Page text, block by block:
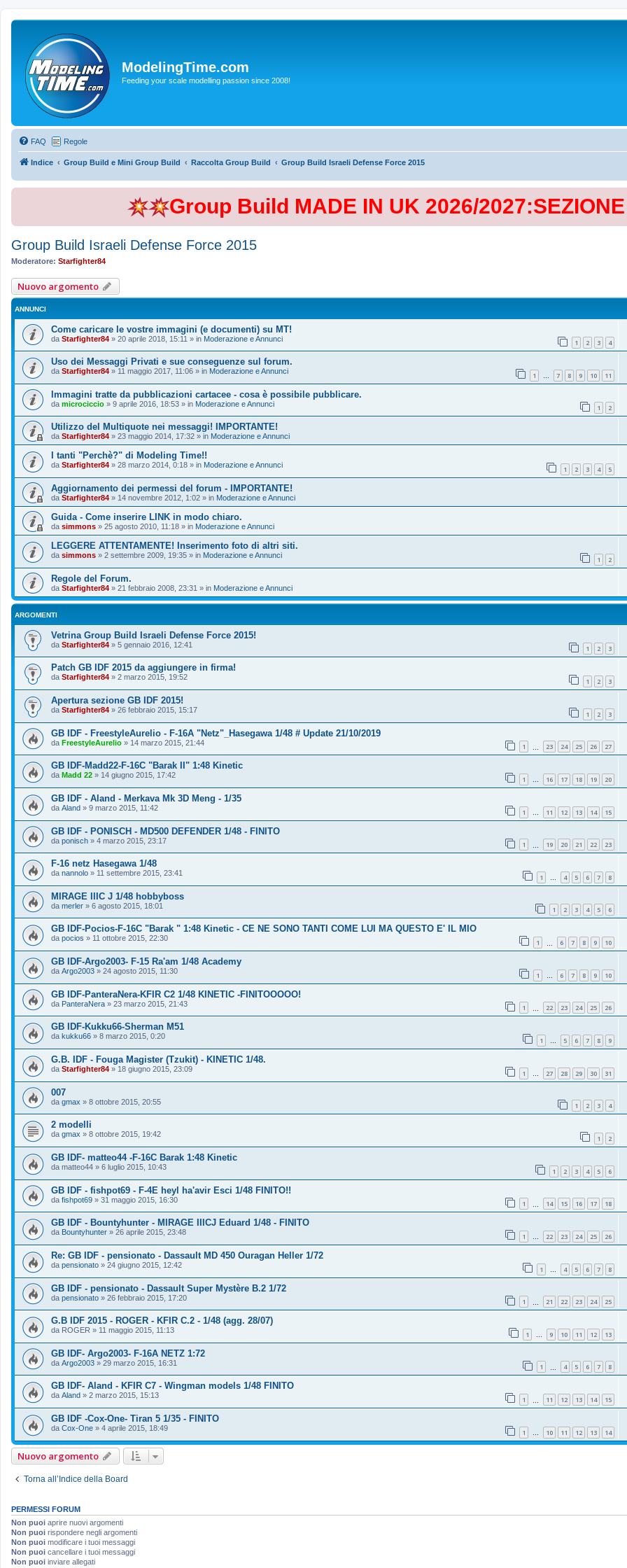
ModelingTime.com
Feeding your scale modelling passion since 2008!
FAQ Regole
Indice Group Build e Mini Group Build Raccolta Group Build Group Build Israeli Defense Force 2015
Group Build MADE IN UK 2026/
Group Build Israeli Defense Force 2015
Moderatore: Starfighter84
Nuovo argomento
ANNUNCI
Come caricare le vostre immagini (e documenti) su MT!
da Starfighter84 » 20 aprile 2018, 15:11 » in Moderazione e Annunci 1 2 3 4
Uso dei Messaggi Privati e sue conseguenze sul forum.
da Starfighter84 » 11 maggio 2017, 11:06 » in Moderazione e Annunci 1 … 7 8 9 10 11
Immagini tratte da pubblicazioni cartacee - cosa è possibile pubblicare.
da microciccio » 9 aprile 2016, 18:53 » in Moderazione e Annunci 1 2
Utilizzo del Multiquote nei messaggi! IMPORTANTE!
da Starfighter84 » 23 maggio 2014, 17:32 » in Moderazione e Annunci
I tanti "Perchè?" di Modeling Time!!
da Starfighter84 » 28 marzo 2014, 0:18 » in Moderazione e Annunci 1 2 3 4 5
Aggiornamento dei permessi del forum - IMPORTANTE!
da Starfighter84 » 14 novembre 2012, 1:02 » in Moderazione e Annunci
Guida - Come inserire LINK in modo chiaro.
da simmons » 25 agosto 2010, 11:18 » in Moderazione e Annunci
LEGGERE ATTENTAMENTE! Inserimento foto di altri siti.
da simmons » 2 settembre 2009, 19:35 » in Moderazione e Annunci 1 2
Regole del Forum.
da Starfighter84 » 21 febbraio 2008, 23:31 » in Moderazione e Annunci
ARGOMENTI
Vetrina Group Build Israeli Defense Force 2015!
da Starfighter84 » 5 gennaio 2016, 12:41 1 2 3
Patch GB IDF 2015 da aggiungere in firma!
da Starfighter84 » 2 marzo 2015, 19:52 1 2 3
Apertura sezione GB IDF 2015!
da Starfighter84 » 26 febbraio 2015, 15:17 1 2 3
GB IDF - FreestyleAurelio - F-16A "Netz"_Hasegawa 1/48 # Update 21/10/2019
da FreestyleAurelio » 14 marzo 2015, 21:44 1 23 24 25 26 27
GB IDF-Madd22-F-16C "Barak II" 1:48 Kinetic
da Madd 22 » 14 giugno 2015, 17:42 1 … 16 17 18 19 20
GB IDF - Aland - Merkava Mk 3D Meng - 1/35
da Aland » 9 marzo 2015, 11:42 1 … 11 12 13 14 15
GB IDF - PONISCH - MD500 DEFENDER 1/48 - FINITO
da ponisch » 4 marzo 2015, 23:17 1 19 20 21 22 23
F-16 netz Hasegawa 1/48
da nannolo » 11 settembre 2015, 23:41 1 … 4 5 6 7 8
MIRAGE IIIC J 1/48 hobbyboss
da merler » 6 agosto 2015, 18:01 1 2 3 4 5 6
GB IDF-Pocios-F-16C "Barak " 1:48 Kinetic - CE NE SONO TANTI COME LUI MA QUESTO E' IL MIO
da pocios » 11 ottobre 2015, 22:30 1 6 7 8 9 10
GB IDF-Argo2003- F-15 Ra'am 1/48 Academy
da Argo2003 » 24 agosto 2015, 11:30 1 … 6 7 8 9 10
GB IDF-PanteraNera-KFIR C2 1/48 KINETIC -FINITOOOOO!
da PanteraNera » 23 marzo 2015, 21:43 1 22 23 24 25 26
GB IDF-Kukku66-Sherman M51
da kukku66 » 8 marzo 2015, 0:20 1 … 5 6 7 8 9
G.B. IDF - Fouga Magister (Tzukit) - KINETIC 1/48.
da Starfighter84 » 18 giugno 2015, 23:09 1 … 27 28 29 30 31
007
da gmax » 8 ottobre 2015, 20:55 1 2 3 4
2 modelli
da gmax » 8 ottobre 2015, 19:42 1 2
GB IDF- matteo44 -F-16C Barak 1:48 Kinetic
da matteo44 » 6 luglio 2015, 10:43 1 2 3 4 5 6
GB IDF - fishpot69 - F-4E heyl ha'avir Esci 1/48 FINITO!!
da fishpot69 » 31 maggio 2015, 16:30 1 14 15 16 17 18
GB IDF - Bountyhunter - MIRAGE IIICJ Eduard 1/48 - FINITO
da Bountyhunter » 26 aprile 2015, 23:48 1 … 22 23 24 25 26
Re: GB IDF - pensionato - Dassault MD 450 Ouragan Heller 1/72
da pensionato » 24 giugno 2015, 12:42 1 4 5 6 7 8
GB IDF - pensionato - Dassault Super Mystère B.2 1/72
da pensionato » 26 febbraio 2015, 17:20 1 21 22 23 24 25
G.B IDF 2015 - ROGER - KFIR C.2 - 1/48 (agg. 28/07)
da ROGER » 11 maggio 2015, 11:13 1 … 9 10 11 12 13
GB IDF- Argo2003- F-16A NETZ 1:72
da Argo2003 » 29 marzo 2015, 16:31 1 4 5 6 7 8
GB IDF- Aland - KFIR C7 - Wingman models 1/48 FINITO
da Aland » 2 marzo 2015, 15:13 1 11 12 13 14 15
GB IDF -Cox-One- Tiran 5 1/35 - FINITO
da Cox-One » 4 aprile 2015, 18:49 1 … 10 11 12 13 14
Nuovo argomento
Torna all’Indice della Board
PERMESSI FORUM
Non puoi aprire nuovi argomenti
Non puoi rispondere negli argomenti
Non puoi modificare i tuoi messaggi
Non puoi cancellare i tuoi messaggi
Non puoi inviare allegati